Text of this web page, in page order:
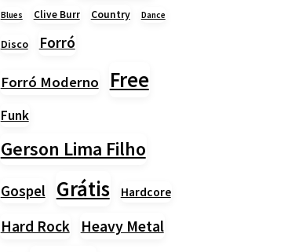
Blues Clive Burr Country Dance
Disco Forró
Forró Moderno Free
Funk
Gerson Lima Filho
Gospel Grátis Hardcore
Hard Rock Heavy Metal